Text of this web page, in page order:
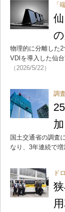
「
物理的に分離した
VDIを導入した仙
（2026/5/22）
調
加
国土交通省の調査
なり、3年連続で増
ド